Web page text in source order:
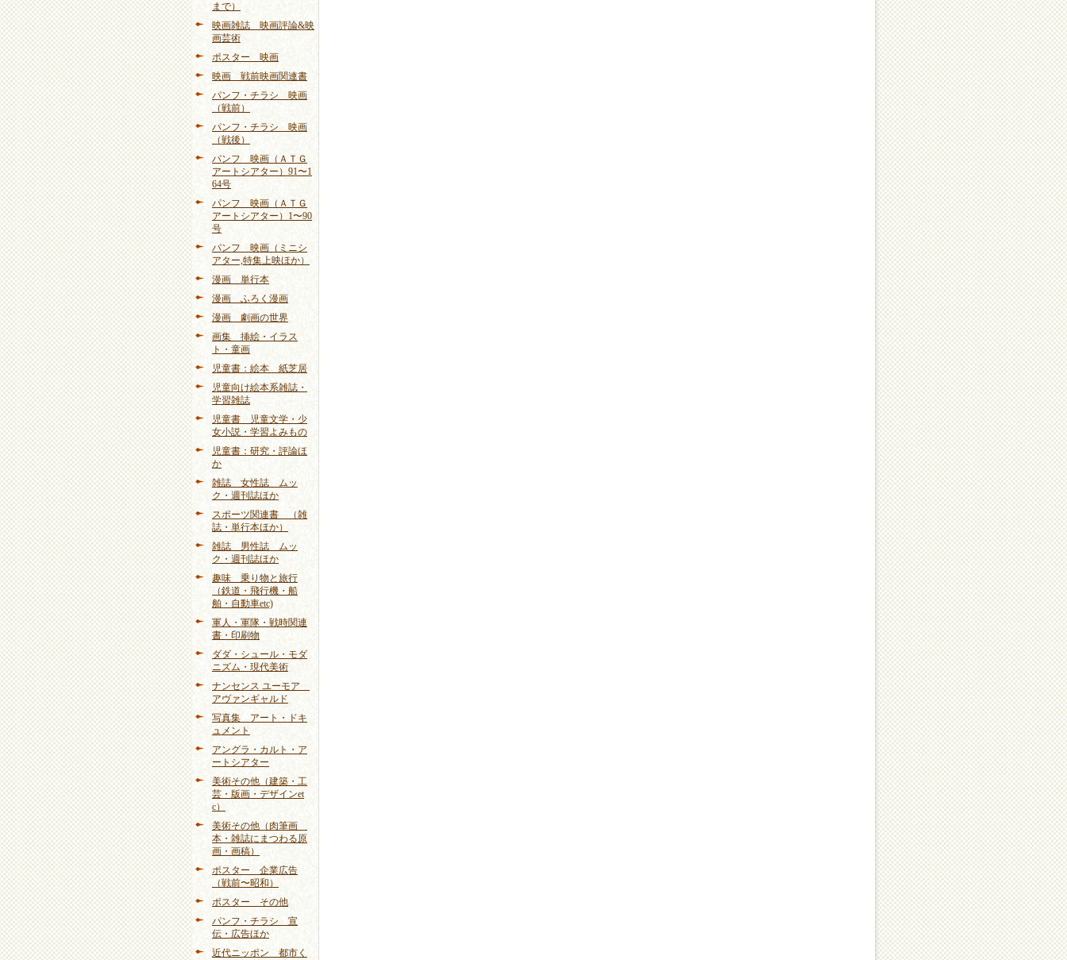
まで）
映画雑誌 映画評論&映
画芸術
ポスター 映画
映画 戦前映画関連書
パンフ・チラシ 映画
（戦前）
パンフ・チラシ 映画
（戦後）
パンフ 映画（ＡＴＧ
アートシアター）91〜1
64号
パンフ 映画（ＡＴＧ
アートシアター）1〜90
号
パンフ 映画（ミニシ
アター,特集上映ほか）
漫画 単行本
漫画 ふろく漫画
漫画 劇画の世界
画集 挿絵・イラス
ト・童画
児童書：絵本 紙芝居
児童向け絵本系雑誌・
学習雑誌
児童書 児童文学・少
女小説・学習よみもの
児童書：研究・評論ほ
か
雑誌 女性誌 ムッ
ク・週刊誌ほか
スポーツ関連書 （雑
誌・単行本ほか）
雑誌 男性誌 ムッ
ク・週刊誌ほか
趣味 乗り物と旅行
（鉄道・飛行機・船
舶・自動車etc)
軍人・軍隊・戦時関連
書・印刷物
ダダ・シュール・モダ
ニズム・現代美術
ナンセンス ユーモア
アヴァンギャルド
写真集 アート・ドキ
ュメント
アングラ・カルト・ア
ートシアター
美術その他（建築・工
芸・版画・デザインet
c）
美術その他（肉筆画
本・雑誌にまつわる原
画・画稿）
ポスター 企業広告
（戦前〜昭和）
ポスター その他
パンフ・チラシ 宣
伝・広告ほか
近代ニッポン 都市く